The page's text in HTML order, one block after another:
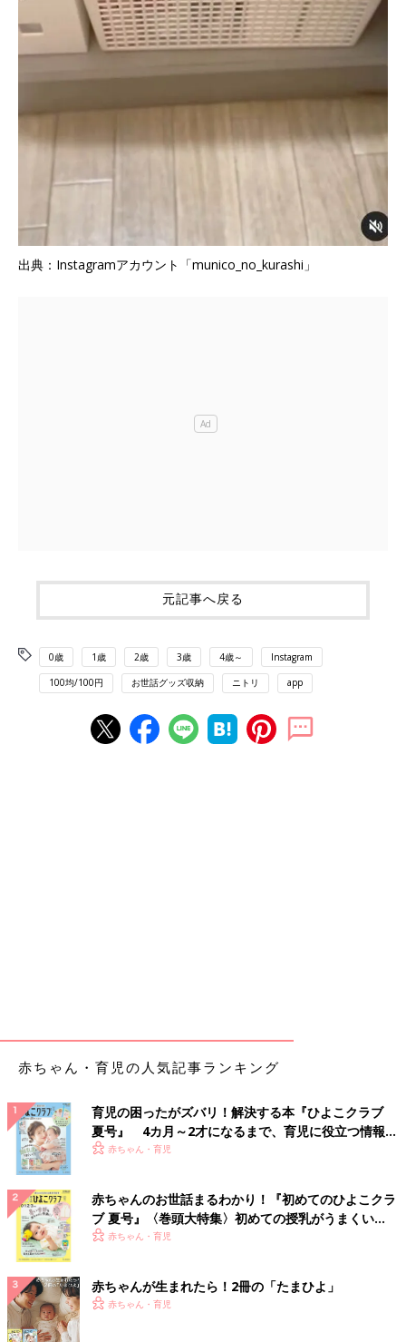
出典：Instagramアカウント「munico_no_kurashi」
元記事へ戻る
0歳 1歳 2歳 3歳 4歳～ Instagram
100均/100円 お世話グッズ収納 ニトリ app
赤ちゃん・育児の人気記事ランキング
育児の困ったがズバリ！解決する本『ひよこクラブ
夏号』 4カ月～2才になるまで、育児に役立つ情報が
いっぱい！
赤ちゃん・育児
赤ちゃんのお世話まるわかり！『初めてのひよこクラ
ブ 夏号』〈巻頭大特集〉初めての授乳がうまくい
く！ おっぱい・ミルクの基本と夏のトラブル 解決テ
赤ちゃん・育児
赤ちゃんが生まれたら！2冊の「たまひよ」
赤ちゃん・育児